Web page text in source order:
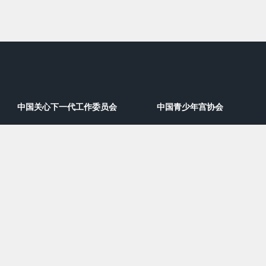
中国关心下一代工作委员会 中国青少年宫协会